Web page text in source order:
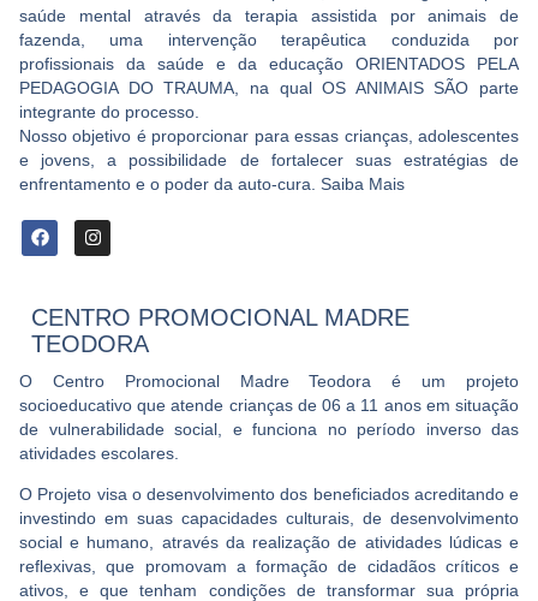
saúde mental através da terapia assistida por animais de
fazenda, uma intervenção terapêutica conduzida por
profissionais da saúde e da educação ORIENTADOS PELA
PEDAGOGIA DO TRAUMA, na qual OS ANIMAIS SÃO parte
integrante do processo.
Nosso objetivo é proporcionar para essas crianças, adolescentes
e jovens, a possibilidade de fortalecer suas estratégias de
enfrentamento e o poder da auto-cura. Saiba Mais
CENTRO PROMOCIONAL MADRE
TEODORA
O Centro Promocional Madre Teodora é um projeto
socioeducativo que atende crianças de 06 a 11 anos em situação
de vulnerabilidade social, e funciona no período inverso das
atividades escolares.
O Projeto visa o desenvolvimento dos beneficiados acreditando e
investindo em suas capacidades culturais, de desenvolvimento
social e humano, através da realização de atividades lúdicas e
reflexivas, que promovam a formação de cidadãos críticos e
ativos, e que tenham condições de transformar sua própria